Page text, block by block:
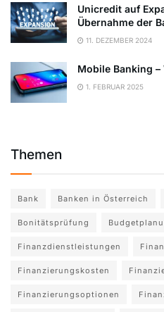
Unicredit auf
Übernahme der
11. DEZEMBER 2024
Mobile Banking
1. FEBRUAR 2025
Themen
Bank Banken in Österreich
Bonitätsprüfung
Finanzdienstleistungen
Finanzierungskosten
Finanzierungsoptionen